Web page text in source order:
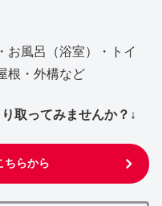
お風呂（浴室）・トイ
根・外構など
取ってみませんか？↓
ちらから